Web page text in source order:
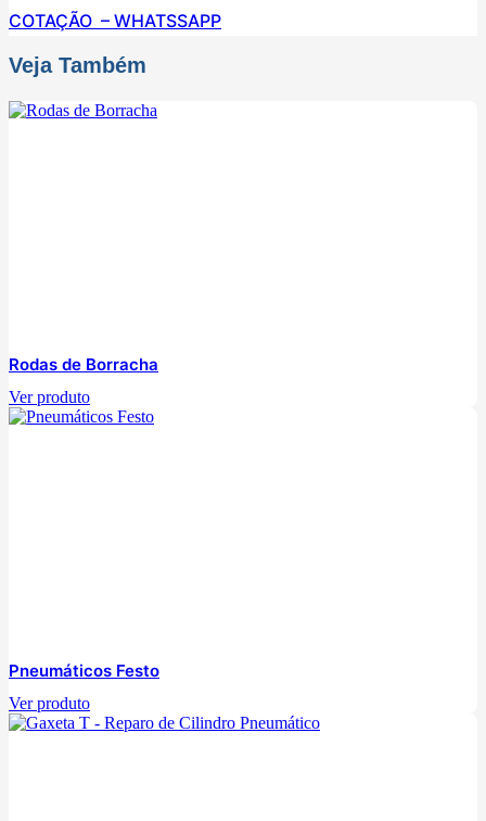
COTAÇÃO – WHATSSAPP
Veja Também
Rodas de Borracha
Ver produto
Pneumáticos Festo
Ver produto